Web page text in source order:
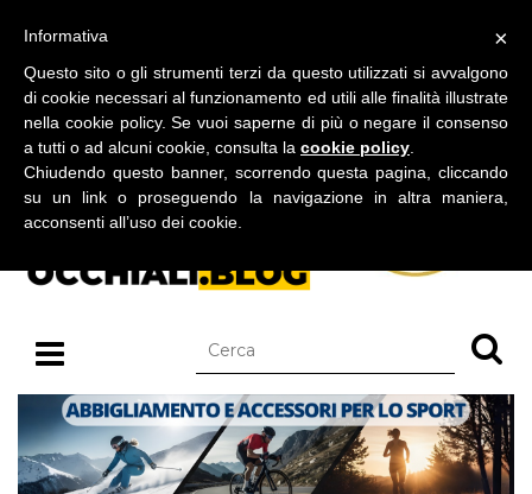
BLOG SU OCCHIALI DA SOLE E OCCHIALI DA VISTA
×
Informativa
Questo sito o gli strumenti terzi da questo utilizzati si avvalgono
di cookie necessari al funzionamento ed utili alle finalità illustrate
nella cookie policy. Se vuoi saperne di più o negare il consenso
a tutti o ad alcuni cookie, consulta la cookie policy
Chiudendo questo banner, scorrendo questa pagina, cliccando
su un link o proseguendo la navigazione in altra maniera,
acconsenti all’uso dei cookie.